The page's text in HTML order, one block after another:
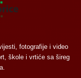
fotografije i video
škole i vrtiće sa šireg